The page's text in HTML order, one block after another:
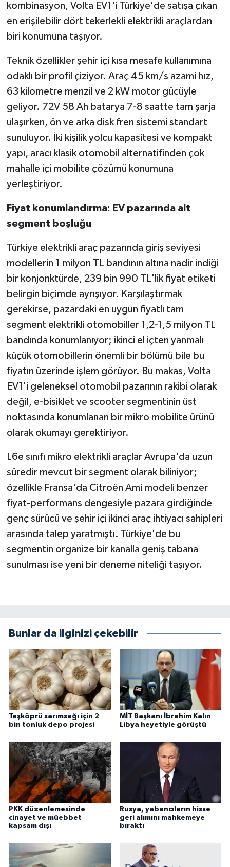
kombinasyon, Volta EV1'i Türkiye'de satışa çıkan
en erişilebilir dört tekerlekli elektrikli araçlardan
biri konumuna taşıyor.
Teknik özellikler şehir içi kısa mesafe kullanımına
odaklı bir profil çiziyor. Araç 45 km/s azami hız,
63 kilometre menzil ve 2 kW motor gücüyle
geliyor. 72V 58 Ah batarya 7-8 saatte tam şarja
ulaşırken, ön ve arka disk fren sistemi standart
sunuluyor. İki kişilik yolcu kapasitesi ve kompakt
yapı, aracı klasik otomobil alternatifinden çok
mahalle içi mobilite çözümü konumuna
yerleştiriyor.
Fiyat konumlandırma: EV pazarında alt
segment boşluğu
Türkiye elektrikli araç pazarında giriş seviyesi
modellerin 1 milyon TL bandının altına nadir indiği
bir konjonktürde, 239 bin 990 TL'lik fiyat etiketi
belirgin biçimde ayrışıyor. Karşılaştırmak
gerekirse, pazardaki en uygun fiyatlı tam
segment elektrikli otomobiller 1,2-1,5 milyon TL
bandında konumlanıyor; ikinci el içten yanmalı
küçük otomobillerin önemli bir bölümü bile bu
fiyatın üzerinde işlem görüyor. Bu makas, Volta
EV1'i geleneksel otomobil pazarının rakibi olarak
değil, e-bisiklet ve scooter segmentinin üst
noktasında konumlanan bir mikro mobilite ürünü
olarak okumayı gerektiriyor.
L6e sınıfı mikro elektrikli araçlar Avrupa'da uzun
süredir mevcut bir segment olarak biliniyor;
özellikle Fransa'da Citroën Ami modeli benzer
fiyat-performans dengesiyle pazara girdiğinde
genç sürücü ve şehir içi ikinci araç ihtiyacı sahipleri
arasında talep yaratmıştı. Türkiye'de bu
segmentin organize bir kanalla geniş tabana
sunulması ise yeni bir deneme niteliği taşıyor.
Bunlar da ilginizi çekebilir
Taşköprü sarımsağı için 2
bin tonluk depo projesi
MİT Başkanı İbrahim Kalın
Libya heyetiyle görüştü
PKK düzenlemesinde
cinayet ve müebbet
kapsam dışı
Rusya, yabancıların hisse
geri alımını mahkemeye
bıraktı